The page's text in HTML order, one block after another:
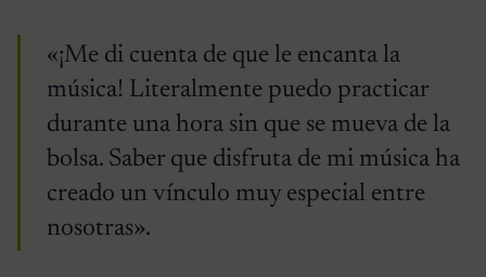
«¡Me di cuenta de que le encanta la
música! Literalmente puedo practicar
durante una hora sin que se mueva de la
bolsa. Saber que disfruta de mi música ha
creado un vínculo muy especial entre
nosotras».